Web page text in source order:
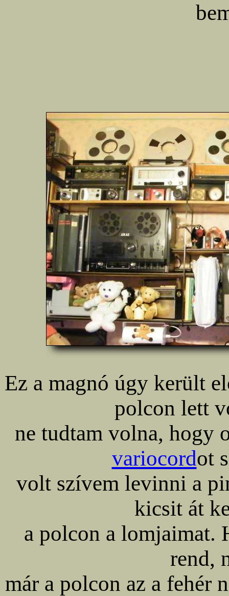
Ez a magnó úgy került
polcon lett
ne tudtam volna, hogy
variocordot
volt szívem levinni a
kicsit át
a polcon a lomjaimat.
rend,
már a polcon az a fehér